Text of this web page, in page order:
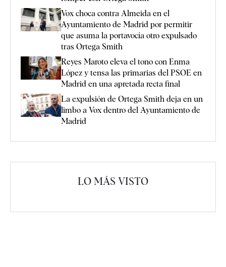
Vox choca contra Almeida en el
Ayuntamiento de Madrid por permitir
que asuma la portavocía otro expulsado
tras Ortega Smith
Reyes Maroto eleva el tono con Enma
López y tensa las primarias del PSOE en
Madrid en una apretada recta final
La expulsión de Ortega Smith deja en un
limbo a Vox dentro del Ayuntamiento de
Madrid
LO MÁS VISTO